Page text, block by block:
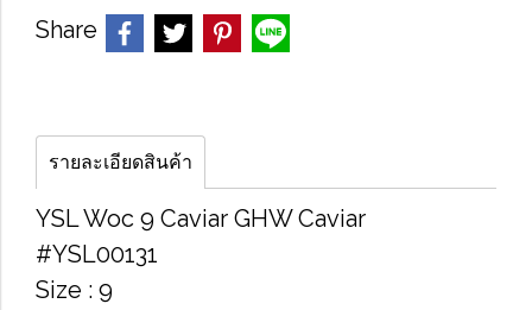
Share
รายละเอียดสินค้า
YSL Woc 9 Caviar GHW Caviar
#YSL00131
Size : 9